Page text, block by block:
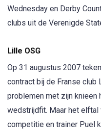
Wednesday en Derby
clubs uit de Verenigde
Lille OSG
Op 31 augustus 2007
contract bij de Franse club
problemen met zijn knieën
wedstrijdfit. Maar het
competitie en trainer Puel